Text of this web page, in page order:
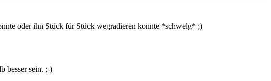
oder ihn Stück für Stück wegradieren konnte *schwelg* ;)
besser sein. ;-)